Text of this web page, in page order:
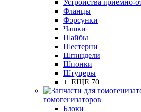
Устройства приемно-
Фланцы
Форсунки
Чашки
Шайбы
Шестерни
Шпиндели
Шпонки
Штуцеры
+ ЕЩЕ 70
гомогенизаторов
Блоки